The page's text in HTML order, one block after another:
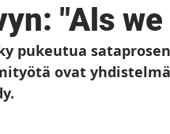
2021 Neste Rulli 2021
Winter Classic 2024
"Als
pukeutua
ovat